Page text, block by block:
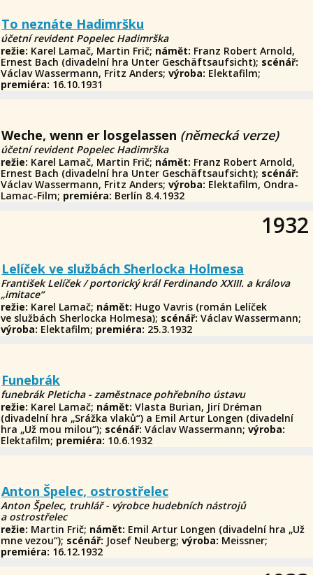
To neznáte Hadimršku
účetní revident Popelec Hadimrška
režie: Karel Lamač, Martin Frič; námět: Franz Robert Arnold,
Ernest Bach (divadelní hra Unter Geschäftsaufsicht); scénář:
Václav Wassermann, Fritz Anders;výroba: Elektafilm;
premiéra: 16.10.1931
Weche, wenn er losgelassen (německá verze)
účetní revident Popelec Hadimrška
režie: Karel Lamač, Martin Frič; námět: Franz Robert Arnold,
Ernest Bach (divadelní hra Unter Geschäftsaufsicht); scénář:
Václav Wassermann, Fritz Anders;výroba: Elektafilm, Ondra-
Lamac-Film; premiéra: Berlín 8.4.1932
1932
Lelíček ve službách Sherlocka Holmesa
František Lelíček / portorický král Ferdinando XXIII. a králova
„imitace“
režie: Karel Lamač; námět: Hugo Vavris (román Lelíček
ve službách Sherlocka Holmesa); scénář: Václav Wassermann;
výroba: Elektafilm; premiéra: 25.3.1932
Funebrák
funebrák Pleticha - zaměstnace pohřebního ústavu
režie: Karel Lamač; námět: Vlasta Burian, Jirí Dréman
(divadelní hra „Srážka vlaků“) a Emil Artur Longen (divadelní
hra „Už mou milou“); scénář: Václav Wassermann;výroba:
Elektafilm; premiéra: 10.6.1932
Anton Špelec, ostrostřelec
Anton Špelec, truhlář - výrobce hudebních nástrojů
a ostrostřelec
režie: Martin Frič; námět: Emil Artur Longen (divadelní hra „Už
mne vezou“); scénář: Josef Neuberg;výroba: Meissner;
premiéra: 16.12.1932